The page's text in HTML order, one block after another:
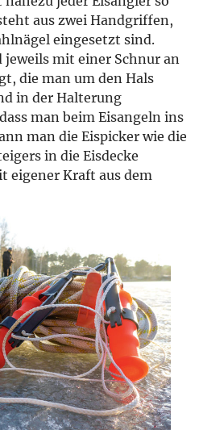
aus zwei Handgriffen,
eingesetzt sind.
jeweils mit einer Schnur an
die man um den Hals
in der Halterung
man beim Eisangeln ins
man die Eispicker wie die
in die Eisdecke
eigener Kraft aus dem